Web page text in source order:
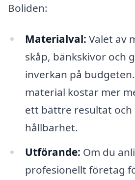
Boliden:
Materialval: Valet av
skåp, bänkskivor och
inverkan på
material kostar mer
ett bättre resultat och
hållbarhet.
Utförande: Om du
profesionellt företag